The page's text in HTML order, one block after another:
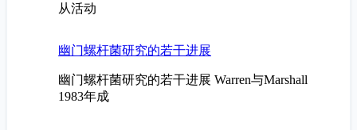
从活动
幽门螺杆菌研究的若干进展
幽门螺杆菌研究的若干进展 Warren与Marshall
1983年成